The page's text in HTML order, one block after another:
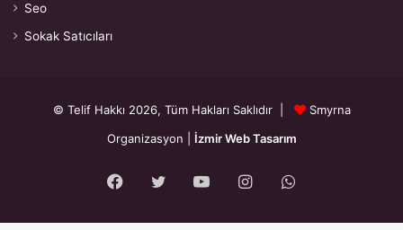
Seo
Sokak Satıcıları
© Telif Hakkı 2026, Tüm Hakları Saklıdır |
Smyrna
Organizasyon
İzmir Web Tasarım
Facebook
TwitterYouTubeInstagramWhatsApp